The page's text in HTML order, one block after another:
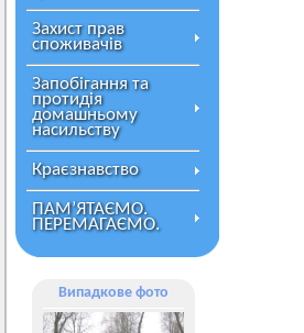
Захист прав
споживачів
Запобігання та
протидія
домашньому
насильству
Краєзнавство
ПАМ’ЯТАЄМО.
ПЕРЕМАГАЄМО.
Випадкове фото